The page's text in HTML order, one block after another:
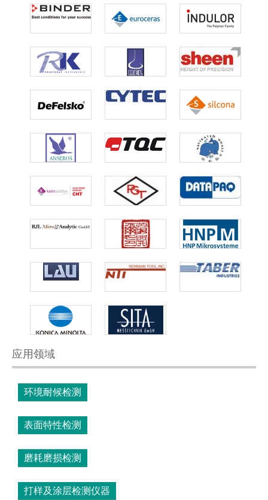
应用领域
环境耐候检测
表面特性检测
磨耗磨损检测
打样及涂层检测仪器